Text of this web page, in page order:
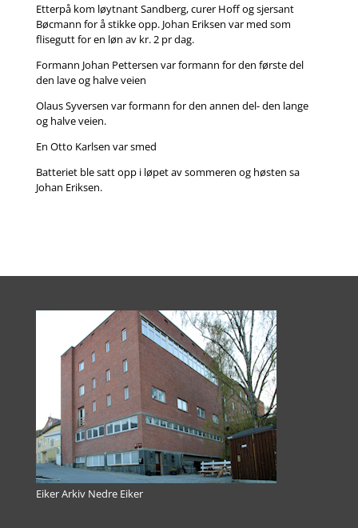
Etterpå kom løytnant Sandberg, curer Hoff og sjersant
Bøcmann for å stikke opp. Johan Eriksen var med som
flisegutt for en løn av kr. 2 pr dag.
Formann Johan Pettersen var formann for den første del
den lave og halve veien
Olaus Syversen var formann for den annen del- den lange
og halve veien.
En Otto Karlsen var smed
Batteriet ble satt opp i løpet av sommeren og høsten sa
Johan Eriksen.
Eiker Arkiv Nedre Eiker